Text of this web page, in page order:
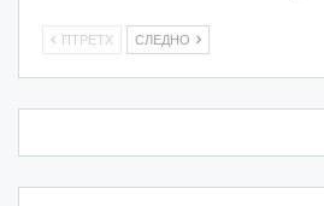
ПТРЕТХ СЛЕДНО